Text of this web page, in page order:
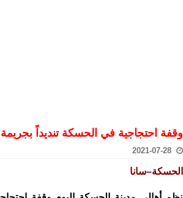
وقفة احتجاجية في الحسكة تنديداً بجريمة
2021-07-28
الحسكة–سانا